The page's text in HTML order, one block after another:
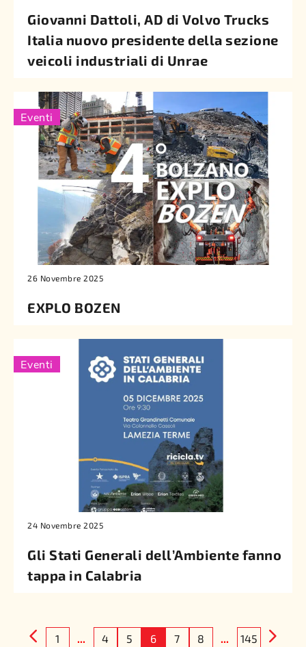
Giovanni Dattoli, AD di Volvo Trucks
Italia nuovo presidente della sezione
veicoli industriali di Unrae
Eventi
26 Novembre 2025
EXPLO BOZEN
Eventi
24 Novembre 2025
Gli Stati Generali dell’Ambiente fanno
tappa in Calabria
1 ... 4 5 6 7 8 ... 145